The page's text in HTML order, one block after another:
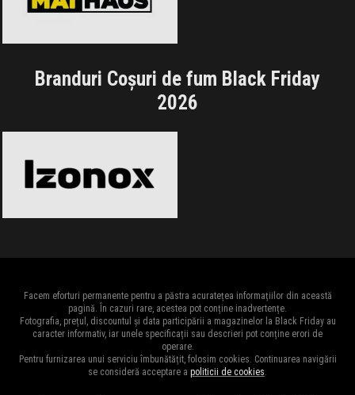
Branduri Coșuri de fum Black Friday
2026
Facem eforturi permanente pentru a păstra acuratețea informațiilor din această
pagină. În cazuri rare, acestea pot conține inadvertențe.
Fotografia, prețul, discountul și data participării a magazinelor la Black Friday au
caracter informativ, iar unele specificații sau descrieri pot conține erori de
operare.
Pentru furnizarea unui serviciu îmbunătățit, folosim cookies. Continuarea navigării
se consideră acceptare a politicii de cookies.